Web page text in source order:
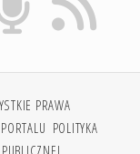
PRAWA
POLITYKA